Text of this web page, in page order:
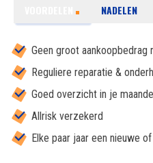
NADELEN
Geen groot aankoopbedrag
Reguliere reparatie &
Goed overzicht in je
Allrisk verzekerd
Elke paar jaar een nieuwe